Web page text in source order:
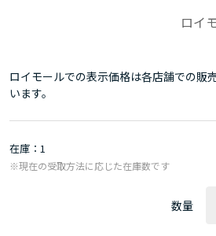
ロイ
ロイモールでの表示価格は各店舗での販
います。
在庫 1
※現在の受取方法に応じた在庫数です
数量